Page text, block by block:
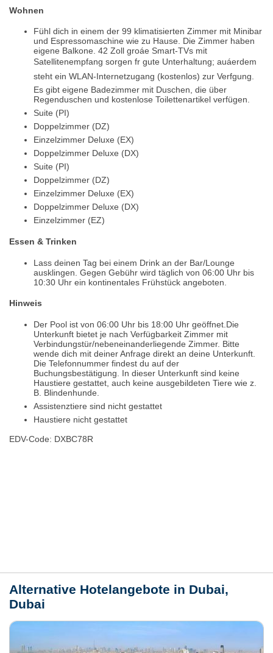
Wohnen
Fühl dich in einem der 99 klimatisierten Zimmer mit Minibar
und Espressomaschine wie zu Hause. Die Zimmer haben
eigene Balkone. 42 Zoll groáe Smart-TVs mit
Satellitenempfang sorgen fr gute Unterhaltung; auáerdem
steht ein WLAN-Internetzugang (kostenlos) zur Verfgung.
Es gibt eigene Badezimmer mit Duschen, die über
Regenduschen und kostenlose Toilettenartikel verfügen.
Suite (PI)
Doppelzimmer (DZ)
Einzelzimmer Deluxe (EX)
Doppelzimmer Deluxe (DX)
Suite (PI)
Doppelzimmer (DZ)
Einzelzimmer Deluxe (EX)
Doppelzimmer Deluxe (DX)
Einzelzimmer (EZ)
Essen & Trinken
Lass deinen Tag bei einem Drink an der Bar/Lounge
ausklingen. Gegen Gebühr wird täglich von 06:00 Uhr bis
10:30 Uhr ein kontinentales Frühstück angeboten.
Hinweis
Der Pool ist von 06:00 Uhr bis 18:00 Uhr geöffnet.Die
Unterkunft bietet je nach Verfügbarkeit Zimmer mit
Verbindungstür/nebeneinanderliegende Zimmer. Bitte
wende dich mit deiner Anfrage direkt an deine Unterkunft.
Die Telefonnummer findest du auf der
Buchungsbestätigung. In dieser Unterkunft sind keine
Haustiere gestattet, auch keine ausgebildeten Tiere wie z.
B. Blindenhunde.
Assistenztiere sind nicht gestattet
Haustiere nicht gestattet
EDV-Code: DXBC78R
Alternative Hotelangebote in Dubai,
Dubai